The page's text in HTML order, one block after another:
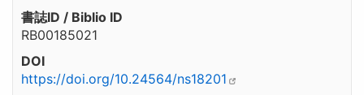
書誌ID / Biblio ID
RB00185021
DOI
https://doi.org/10.24564/ns18201